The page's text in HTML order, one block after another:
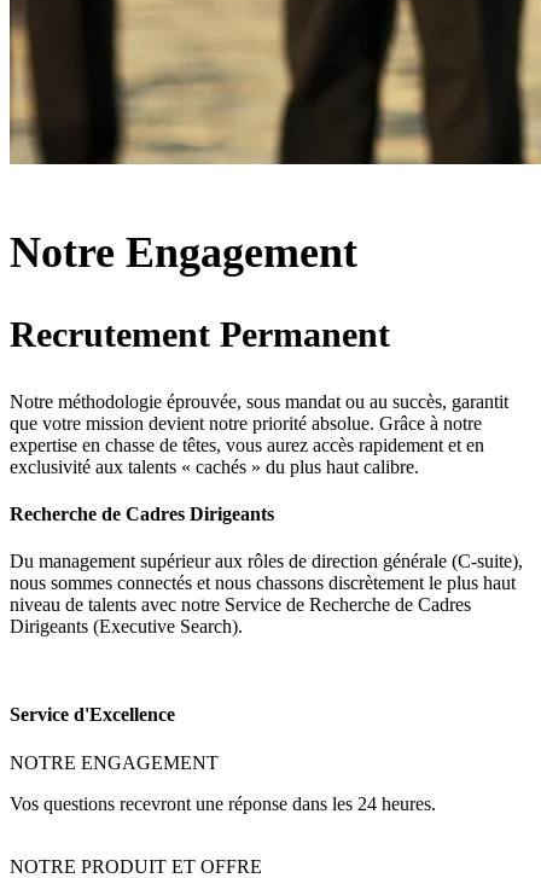
Notre Engagement
Recrutement Permanent
Notre méthodologie éprouvée, sous mandat ou au succès, garantit
que votre mission devient notre priorité absolue. Grâce à notre
expertise en chasse de têtes, vous aurez accès rapidement et en
exclusivité aux talents « cachés » du plus haut calibre.
Recherche de Cadres Dirigeants
Du management supérieur aux rôles de direction générale (C-suite),
nous sommes connectés et nous chassons discrètement le plus haut
niveau de talents avec notre Service de Recherche de Cadres
Dirigeants (Executive Search).
Service d'Excellence
NOTRE ENGAGEMENT
Vos questions recevront une réponse dans les 24 heures.
NOTRE PRODUIT ET OFFRE